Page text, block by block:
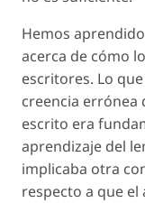
Hemos
acerca de cómo
escritores. Lo
creencia errónea
escrito era
aprendizaje del
implicaba otra
respecto a que